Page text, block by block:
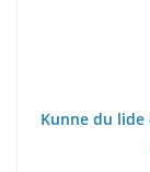
Kunne du lide